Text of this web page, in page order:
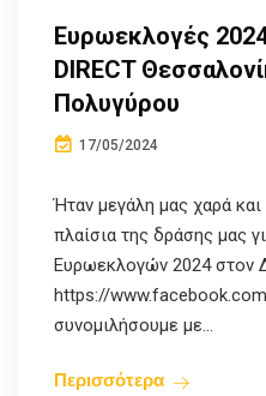
Eυρωεκλογές
DIRECT
Πολυγύρου
17/05/2024
Ήταν μεγάλη μας χαρά
πλαίσια της δράσης μας
Ευρωεκλογών 2024 στον
https://
συνομιλήσουμε με...
Περισσότερα